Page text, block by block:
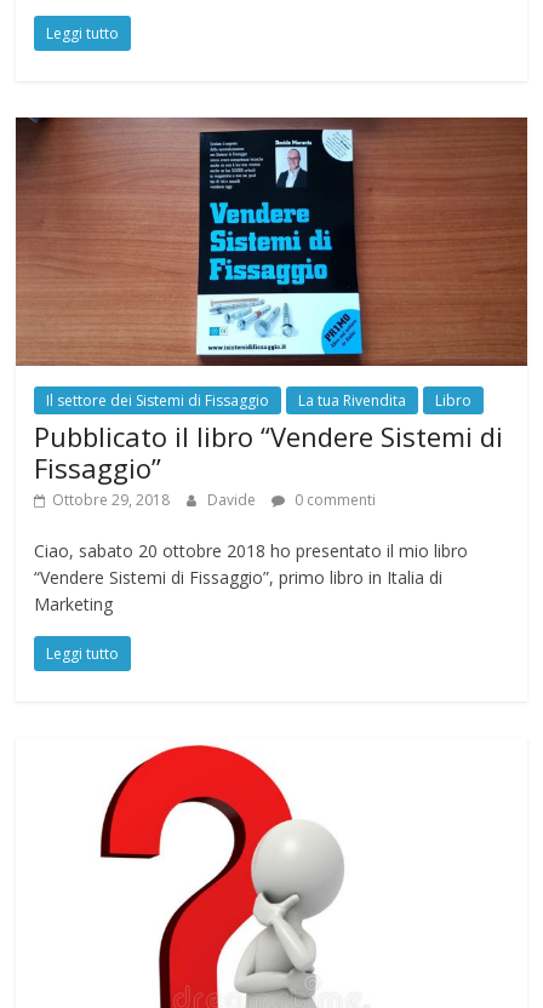
Leggi tutto
Il settore dei Sistemi di Fissaggio La tua Rivendita Libro
Pubblicato il libro “Vendere Sistemi di
Fissaggio”
Ottobre 29, 2018 Davide 0 commenti
Ciao, sabato 20 ottobre 2018 ho presentato il mio libro
“Vendere Sistemi di Fissaggio”, primo libro in Italia di
Marketing
Leggi tutto